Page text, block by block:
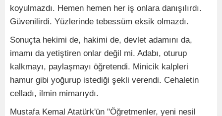
koyulmazdı. Hemen hemen her iş onlara danışılırdı.
Güvenilirdi. Yüzlerinde tebessüm eksik olmazdı.
Sonuçta hekimi de, hakimi de, devlet adamını da,
imamı da yetiştiren onlar değil mi. Adabı, oturup
kalkmayı, paylaşmayı öğretendi. Minicik kalpleri
hamur gibi yoğurup istediği şekli verendi. Cehaletin
celladı, ilmin mimarıydı.
Mustafa Kemal Atatürk'ün "Öğretmenler, yeni nesil